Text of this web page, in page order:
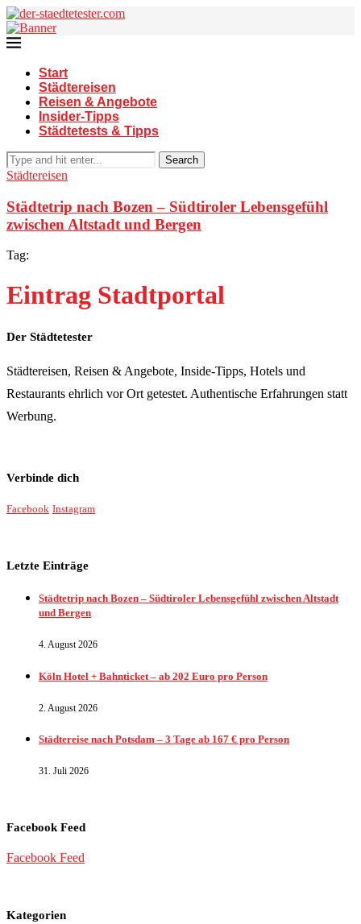
Start
Städtereisen
Reisen & Angebote
Insider-Tipps
Städtetests & Tipps
Search
Städtereisen
Städtetrip nach Bozen – Südtiroler Lebensgefühl
zwischen Altstadt und Bergen
Tag:
Eintrag Stadtportal
Der Städtetester
Städtereisen, Reisen & Angebote, Inside-Tipps, Hotels und
Restaurants ehrlich vor Ort getestet. Authentische Erfahrungen statt
Werbung.
Verbinde dich
Facebook Instagram
Letzte Einträge
Städtetrip nach Bozen – Südtiroler Lebensgefühl zwischen Altstadt
und Bergen
4. August 2026
Köln Hotel + Bahnticket – ab 202 Euro pro Person
2. August 2026
Städtereise nach Potsdam – 3 Tage ab 167 € pro Person
31. Juli 2026
Facebook Feed
Facebook Feed
Kategorien